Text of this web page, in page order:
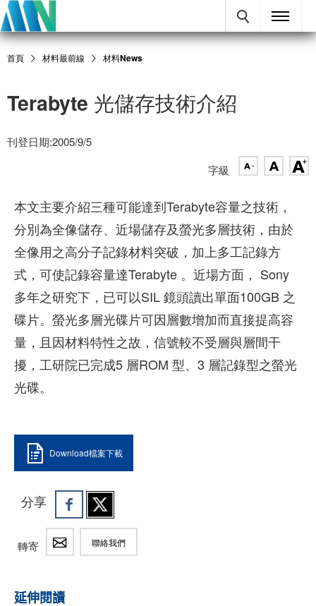
首頁 材料最前線 材料News
Terabyte 光儲存技術介紹
刊登日期:2005/9/5
字級
本文主要介紹三種可能達到Terabyte容量之技術，
分別為全像儲存、近場儲存及螢光多層技術，由於
全像用之高分子記錄材料突破，加上多工記錄方
式，可使記錄容量達Terabyte 。近場方面， Sony
多年之研究下，已可以SIL 鏡頭讀出單面100GB 之
碟片。螢光多層光碟片可因層數增加而直接提高容
量，且因材料特性之故，信號較不受層與層間干
擾，工研院已完成5 層ROM 型、3 層記錄型之螢光
光碟。
Download檔案下載
分享
轉寄 聯絡我們
延伸閱讀